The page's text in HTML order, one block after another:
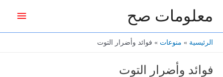
معلومات صح
الرئيسية منوعات فوائد وأضرار التوت
فوائد وأضرار التوت